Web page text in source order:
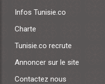
Infos Tunisie.co
Charte
Tunisie.co recrute
Annoncer sur le site
Contactez nous